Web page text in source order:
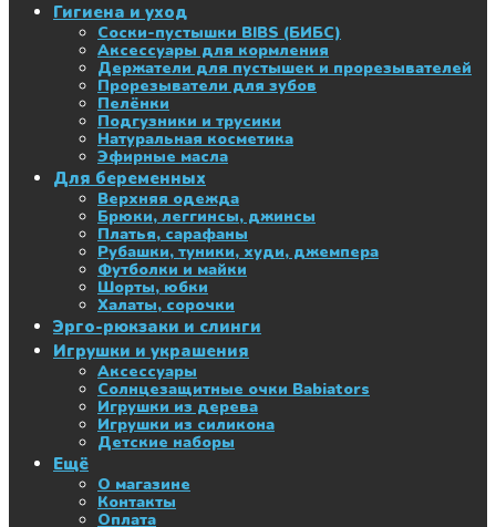
Гигиена и уход
Соски-пустышки BIBS (БИБС)
Аксессуары для кормления
Держатели для пустышек и прорезывателей
Прорезыватели для зубов
Пелёнки
Подгузники и трусики
Натуральная косметика
Эфирные масла
Для беременных
Верхняя одежда
Брюки, леггинсы, джинсы
Платья, сарафаны
Рубашки, туники, худи, джемпера
Футболки и майки
Шорты, юбки
Халаты, сорочки
Эрго-рюкзаки и слинги
Игрушки и украшения
Аксессуары
Солнцезащитные очки Babiators
Игрушки из дерева
Игрушки из силикона
Детские наборы
Ещё
О магазине
Контакты
Оплата